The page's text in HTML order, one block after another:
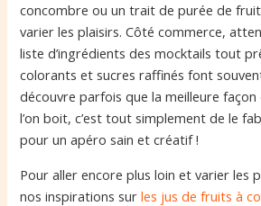
concombre ou un trait de purée de
varier les plaisirs. Côté commerce,
liste d’ingrédients des mocktails tout
colorants et sucres raffinés font
découvre parfois que la meilleure
l’on boit, c’est tout simplement de le
pour un apéro sain et créatif !
Pour aller encore plus loin et varier les
nos inspirations surles jus de fruits à